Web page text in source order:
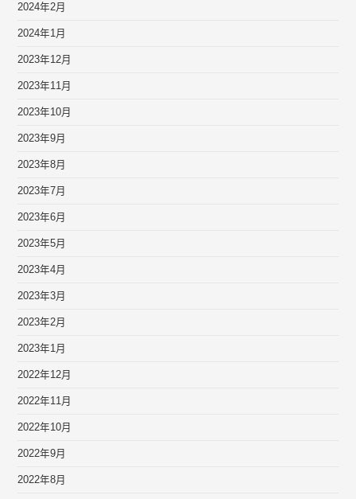
2024年2月
2024年1月
2023年12月
2023年11月
2023年10月
2023年9月
2023年8月
2023年7月
2023年6月
2023年5月
2023年4月
2023年3月
2023年2月
2023年1月
2022年12月
2022年11月
2022年10月
2022年9月
2022年8月